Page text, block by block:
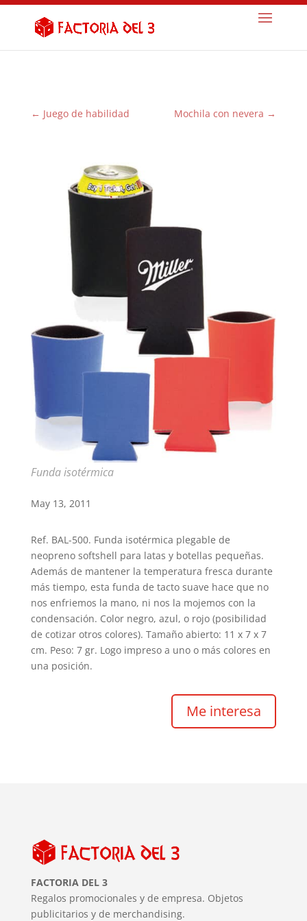
← Juego de habilidad Mochila con nevera →
Funda isotérmica
May 13, 2011
Ref. BAL-500. Funda isotérmica plegable de
neopreno softshell para latas y botellas pequeñas.
Además de mantener la temperatura fresca durante
más tiempo, esta funda de tacto suave hace que no
nos enfriemos la mano, ni nos la mojemos con la
condensación. Color negro, azul, o rojo (posibilidad
de cotizar otros colores). Tamaño abierto: 11 x 7 x 7
cm. Peso: 7 gr. Logo impreso a uno o más colores en
una posición.
Me interesa
FACTORIA DEL 3
Regalos promocionales y de empresa. Objetos
publicitarios y de merchandising.